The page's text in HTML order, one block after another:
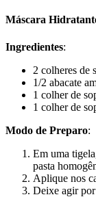
Máscara
Ingredientes:
2 colheres de
1/2 abacate
1 colher de
1 colher de
Modo de Preparo:
Em uma
pasta
Aplique nos
Deixe agir